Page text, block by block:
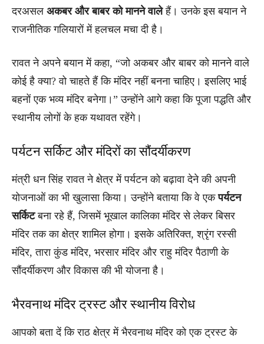
दरअसल अकबर और बाबर को मानने वालेहैं। उनके इस बयान ने
राजनीतिक गलियारों में हलचल मचा दी है।
रावत ने अपने बयान में कहा, “जो अकबर और बाबर को मानने वाले
कोई है क्या? वो चाहते हैं कि मंदिर नहीं बनना चाहिए। इसलिए भाई
बहनों एक भव्य मंदिर बनेगा।” उन्होंने आगे कहा कि पूजा पद्धति और
स्थानीय लोगों के हक यथावत रहेंगे।
पर्यटन सर्किट और मंदिरों का सौंदर्यीकरण
मंत्री धन सिंह रावत ने क्षेत्र में पर्यटन को बढ़ावा देने की अपनी
योजनाओं का भी खुलासा किया। उन्होंने बताया कि वे एकपर्यटन
सर्किटबना रहे हैं, जिसमें भूखाल कालिका मंदिर से लेकर बिसर
मंदिर तक का क्षेत्र शामिल होगा। इसके अतिरिक्त, श्रृंग रस्सी
मंदिर, तारा कुंड मंदिर, भरसार मंदिर और राहु मंदिर पैठाणी के
सौंदर्यीकरण और विकास की भी योजना है।
भैरवनाथ मंदिर ट्रस्ट और स्थानीय विरोध
आपको बता दें कि राठ क्षेत्र में भैरवनाथ मंदिर को एक ट्रस्ट के